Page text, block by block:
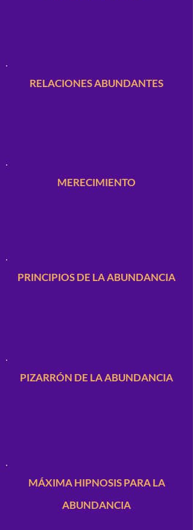
MERECIMIENTO
RELACIONES ABUNDANTES
PRINCIPIOS DE LA ABUNDANCIA
PIZARRÓN DE LA ABUNDANCIA
MÁXIMA HIPNOSIS PARA LA
ABUNDANCIA